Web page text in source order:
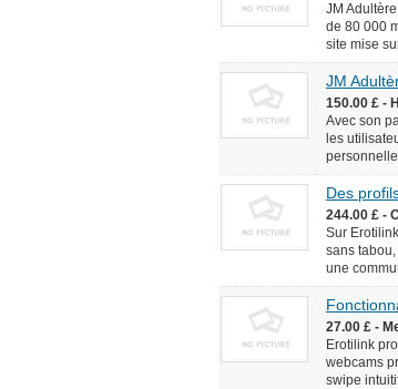
JM
de 80 000
site mise
JM
150.00 £ -
Avec son
les
Des
244.00 £ -
Sur
sans
une
27.00 £ -
Erotilink
webcams
swipe